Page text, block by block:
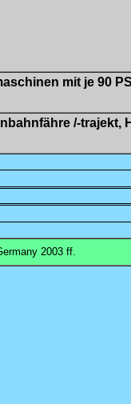
mit je 90
/-trajekt,
2003 ff.